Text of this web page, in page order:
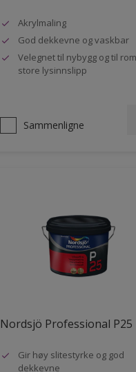
Akrylmaling
God dekkevne og vaskbar
Velegnet til nybygg og til
store lysinnslipp
Sammenligne
Nordsjö Professional P25
Gir høy slitestyrke og god
dekkevne